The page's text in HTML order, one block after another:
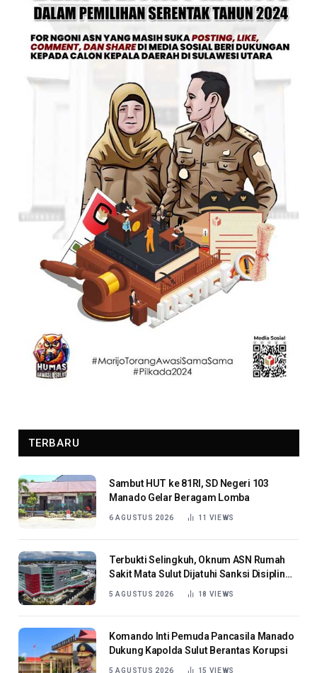
TERBARU
Sambut HUT ke 81RI, SD Negeri 103
Manado Gelar Beragam Lomba
6 AGUSTUS 2026 11 VIEWS
Terbukti Selingkuh, Oknum ASN Rumah
Sakit Mata Sulut Dijatuhi Sanksi Disiplin
5 AGUSTUS 2026 18 VIEWS
Komando Inti Pemuda Pancasila Manado
Dukung Kapolda Sulut Berantas Korupsi
5 AGUSTUS 2026 15 VIEWS